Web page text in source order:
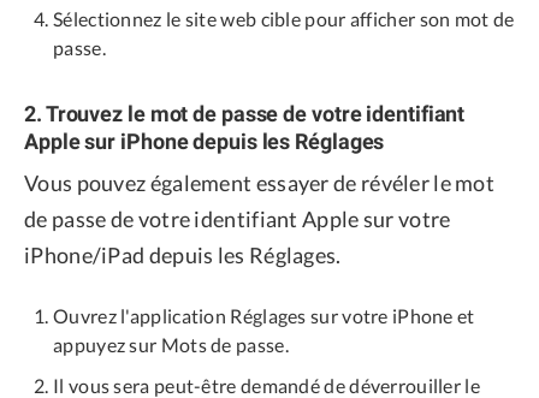
Sélectionnez le site web cible pour afficher son mot de
passe.
2. Trouvez le mot de passe de votre identifiant
Apple sur iPhone depuis les Réglages
Vous pouvez également essayer de révéler le mot
de passe de votre identifiant Apple sur votre
iPhone/iPad depuis les Réglages.
Ouvrez l'application Réglages sur votre iPhone et
appuyez sur Mots de passe.
Il vous sera peut-être demandé de déverrouiller le